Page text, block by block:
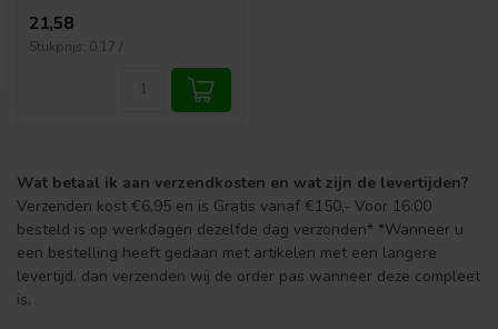
21,58
Stukprijs: 0,17 /
Wat betaal ik aan verzendkosten en wat zijn de levertijden?
Verzenden kost €6,95 en is Gratis vanaf €150,- Voor 16:00
besteld is op werkdagen dezelfde dag verzonden* *Wanneer u
een bestelling heeft gedaan met artikelen met een langere
levertijd, dan verzenden wij de order pas wanneer deze compleet
is.